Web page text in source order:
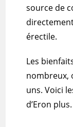
source de
érectile.
Les
nombreux,
uns. Voici
d’Eron plus.